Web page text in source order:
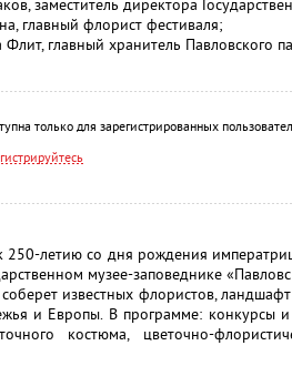
заместитель директора
главный флорист фестиваля;
главный хранитель Павловского
только для зарегистрированных
250-летию со дня рождения
музее-заповеднике
известных флористов,
и Европы. В программе: конкурсы и
костюма, цветочно-